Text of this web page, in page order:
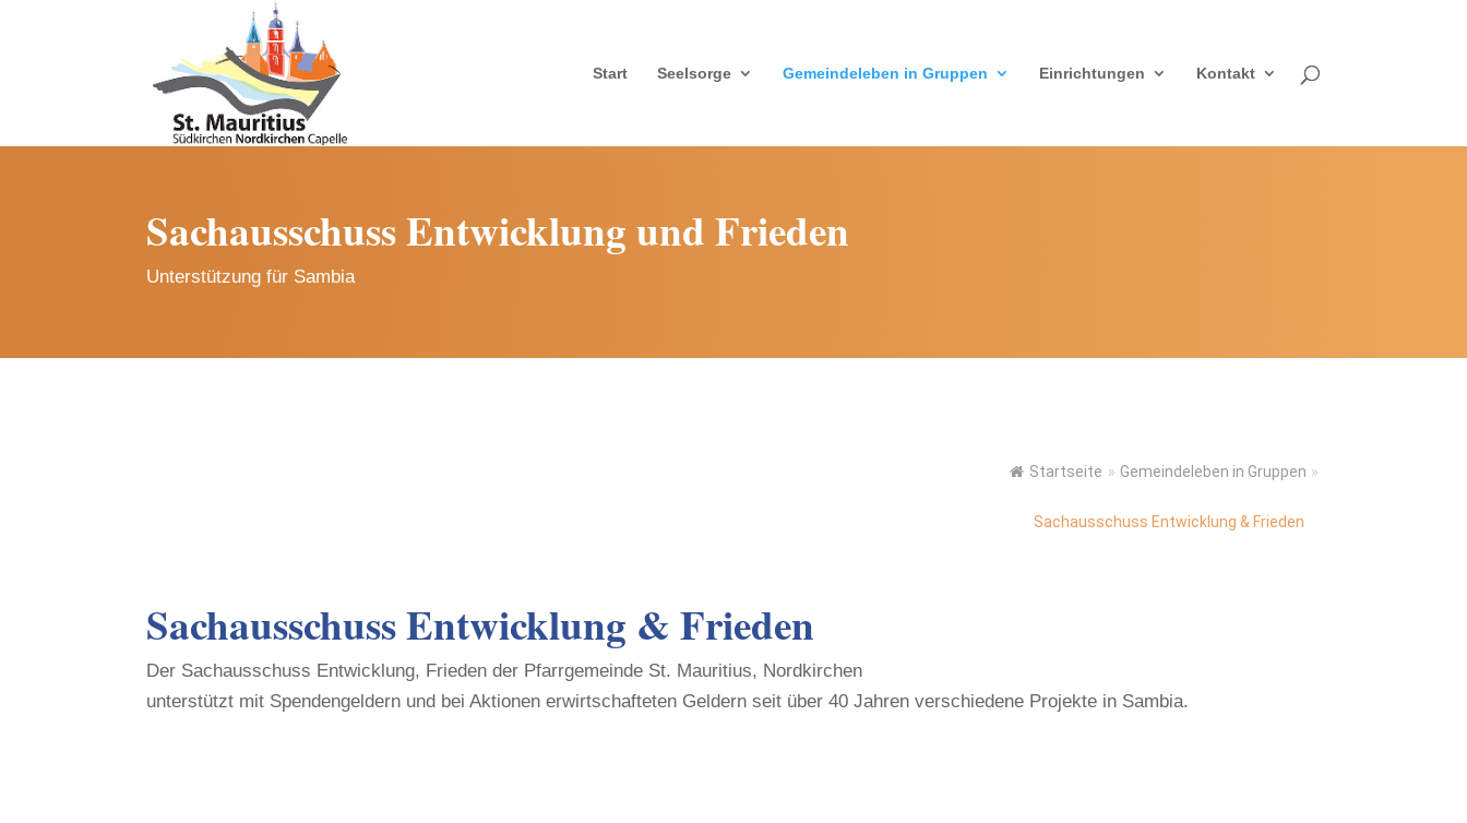
Start Seelsorge Gemeindeleben in Gruppen Einrichtungen Kontakt
Sachausschuss Entwicklung und Frieden
Unterstützung für Sambia
Startseite » Gemeindeleben in Gruppen »
Sachausschuss Entwicklung & Frieden
Sachausschuss Entwicklung & Frieden
Der Sachausschuss Entwicklung, Frieden der Pfarrgemeinde St. Mauritius, Nordkirchen
unterstützt mit Spendengeldern und bei Aktionen erwirtschafteten Geldern seit über 40 Jahren verschiedene Projekte in Sambia.